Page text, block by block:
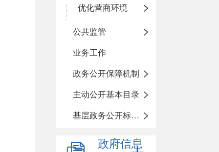
优化营商环境
公共监管
业务工作
政务公开保障机制
主动公开基本目录
基层政务公开标准化目录
政府信息